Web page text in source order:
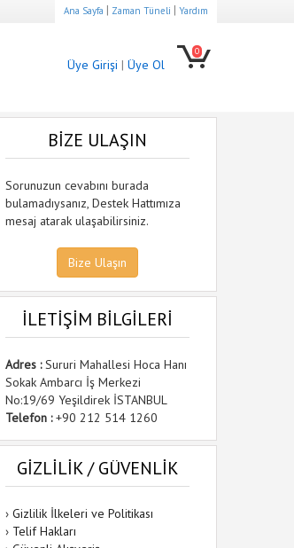
Ana Sayfa | Zaman Tüneli | Yardım
Üye Girişi | Üye Ol
0
BİZE ULAŞIN
Sorunuzun cevabını burada
bulamadıysanız, Destek Hattımıza
mesaj atarak ulaşabilirsiniz.
Bize Ulaşın
İLETİŞİM BİLGİLERİ
Adres :Sururi Mahallesi Hoca Hanı
Sokak Ambarcı İş Merkezi
No:19/69 Yeşildirek İSTANBUL
Telefon :+90 212 514 1260
GİZLİLİK / GÜVENLİK
› Gizlilik İlkeleri ve Politikası
› Telif Hakları